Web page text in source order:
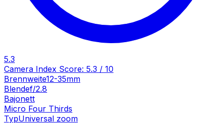
5.3
Camera Index Score: 5.3 / 10
Brennweite12-35mm
Blendef/2.8
Bajonett
Micro Four Thirds
TypUniversal zoom